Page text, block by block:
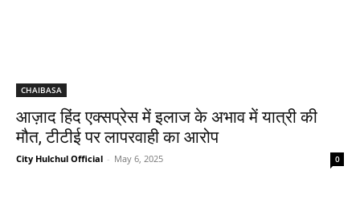
CHAIBASA
आज़ाद हिंद एक्सप्रेस में इलाज के अभाव में यात्री की
मौत, टीटीई पर लापरवाही का आरोप
City Hulchul Official - May 6, 2025 0